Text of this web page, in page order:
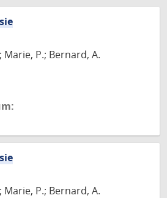
Marie, P.; Bernard, A.
Marie, P.; Bernard, A.